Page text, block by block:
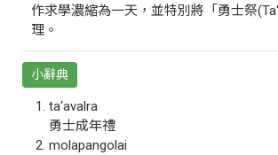
作求學濃縮為一天，並特別將「勇士祭
理。
小辭典
ta‘avalra
勇士成年禮
molapangolai